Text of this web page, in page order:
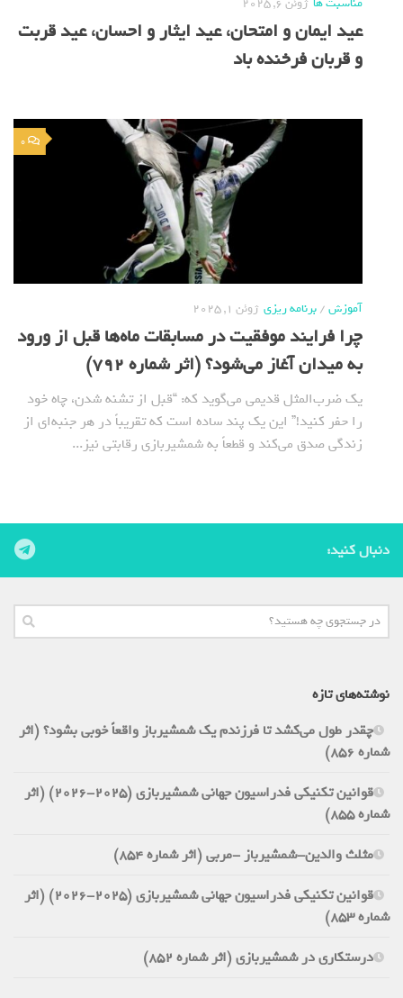
عید ایمان و امتحان، عید ایثار و احسان، عید قربت
و قربان فرخنده باد
0
آموزش/برنامه ریزی ژوئن 1, 2025
چرا فرایند موفقیت در مسابقات ماه‌ها قبل از ورود
به میدان آغاز می‌شود؟ (اثر شماره 792)
یک ضرب‌المثل قدیمی می‌گوید که: “قبل از تشنه شدن، چاه خود
را حفر کنید!” این یک پند ساده است که تقریباً در هر جنبه‌ای از
زندگی صدق می‌کند و قطعاً به شمشیربازی رقابتی نیز...
دنبال کنید:
نوشته‌های تازه
چقدر طول می‌کشد تا فرزندم یک شمشیرباز واقعاً خوبی بشود؟ (اثر
شماره 856)
قوانین تکنیکی فدراسیون جهانی شمشیربازی (2025-2026) (اثر
شماره 855)
مثلث والدین-شمشیرباز -مربی (اثر شماره 854)
قوانین تکنیکی فدراسیون جهانی شمشیربازی (2025-2026) (اثر
شماره 853)
درستکاری در شمشیربازی (اثر شماره 852)